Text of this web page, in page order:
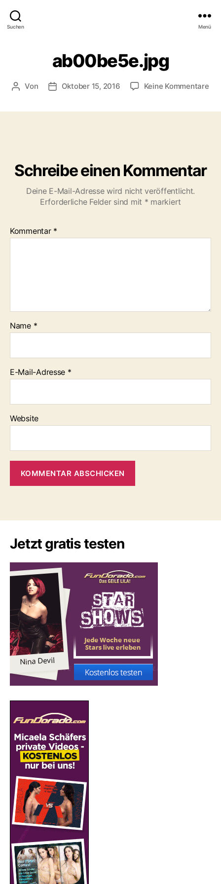
Suchen Menü
ab00be5e.jpg
Beitragsautor
Von Veröffentlichungsdatum
Oktober 15, 2016 Keine Kommentarezu
Schreibe einen Kommentar
Deine E-Mail-Adresse wird nicht veröffentlicht.
Erforderliche Felder sind mit * markiert
Kommentar *
Name *
E-Mail-Adresse *
Website
Jetzt gratis testen